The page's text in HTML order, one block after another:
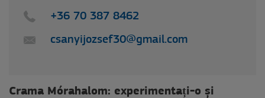
+36 70 387 8462
csanyijozsef30@gmail.com
Crama Mórahalom: experimentați-o și